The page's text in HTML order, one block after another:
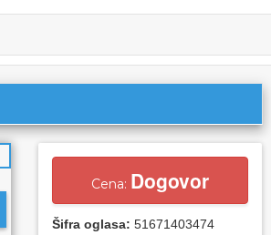
Cena: Dogovor
Šifra oglasa:51671403474